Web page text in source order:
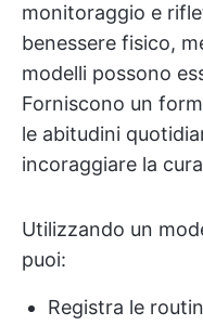
monitoraggio e
benessere fisico,
modelli possono
Forniscono un
le abitudini
incoraggiare la
Utilizzando un
puoi:
Registra le